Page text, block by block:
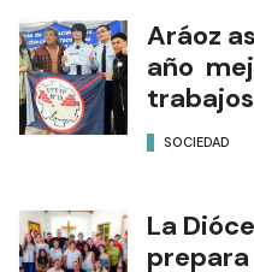
Aráoz
año
SOCIEDAD
La